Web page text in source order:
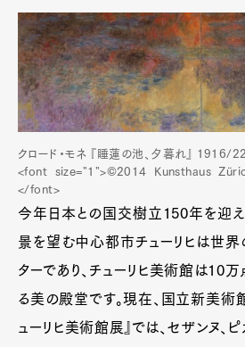
クロード・モネ 『睡蓮の池、夕暮れ』 1916/
<font size="1">©2014 Kunsthaus
</font>
今年日本との国交樹立150年を迎え
景を望む中心都市チューリヒは世
ターであり、チューリヒ美術館は10
る美の殿堂です。現在、国立新美術
ューリヒ美術館展』では、セザンヌ、